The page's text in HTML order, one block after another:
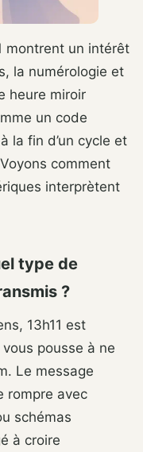
montrent un intérêt
la numérologie et
heure miroir
un code
la fin d’un cycle et
comment
interprètent
type de
?
13h11 est
pousse à ne
Le message
rompre avec
schémas
à croire